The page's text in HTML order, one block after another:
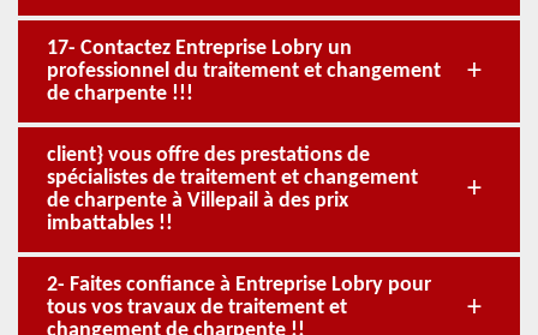
17- Contactez Entreprise Lobry un
professionnel du traitement et changement
de charpente !!!
client} vous offre des prestations de
spécialistes de traitement et changement
de charpente à Villepail à des prix
imbattables !!
2- Faites confiance à Entreprise Lobry pour
tous vos travaux de traitement et